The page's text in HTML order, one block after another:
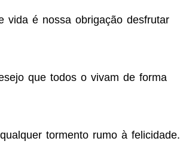
vida é nossa obrigação desfrutar
que todos o vivam de forma
tormento rumo à felicidade.